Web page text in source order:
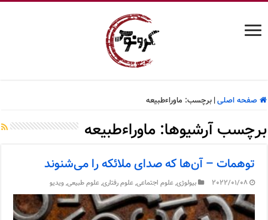
صفحه اصلی| برچسب: ماوراءطبیعه
برچسب آرشیوها:ماوراءطبیعه
توهمات – آن‌ها که صدای ملائکه را می‌شنوند
2022/01/08 بیولوژی,علوم اجتماعی,علوم رفتاری,علوم طبیعی,ویدیو